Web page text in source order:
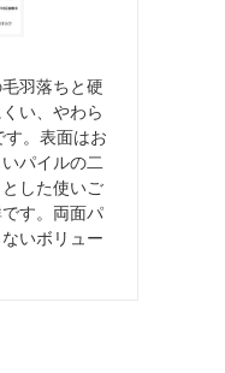
羽落ちと硬
い、やわら
。表面はお
パイルの二
した使いご
す。両面パ
いボリュー